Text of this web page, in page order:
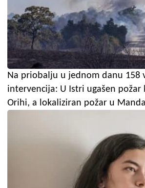
Na priobalju u jednom danu 158
intervencija: U Istri ugašen požar
Orihi, a lokaliziran požar u